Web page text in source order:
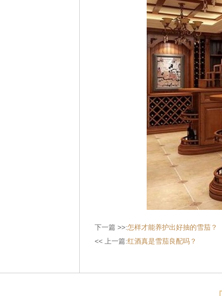
下一篇 >>:怎样才能养护出好抽的雪茄？
<< 上一篇:红酒真是雪茄良配吗？